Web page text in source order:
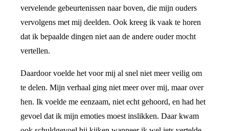
vervelende gebeurtenissen naar boven, die mijn ouders
vervolgens met mij deelden. Ook kreeg ik vaak te horen
dat ik bepaalde dingen niet aan de andere ouder mocht
vertellen.
Daardoor voelde het voor mij al snel niet meer veilig om
te delen. Mijn verhaal ging niet meer over mij, maar over
hen. Ik voelde me eenzaam, niet echt gehoord, en had het
gevoel dat ik mijn emoties moest inslikken. Daar kwam